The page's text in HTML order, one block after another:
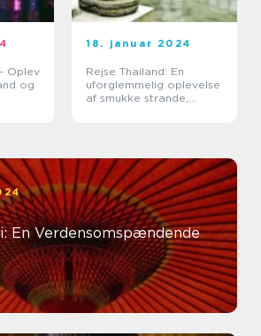
Oplev
og
18. januar 2024
Rejse Thailand: En
uforglemmelig oplevelse
af smukke strande,
En Verdensomspændende